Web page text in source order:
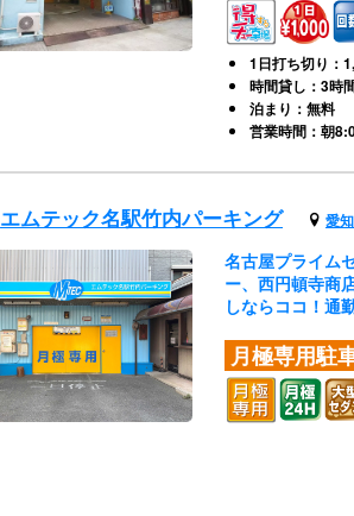
1日打ち切り：
時間貸し：3時
泊まり：無料
営業時間：朝
エムテック名駅竹内パーキング 愛
名古屋プライム
ー、西円頓寺商
しならココ！通
月極専用駐